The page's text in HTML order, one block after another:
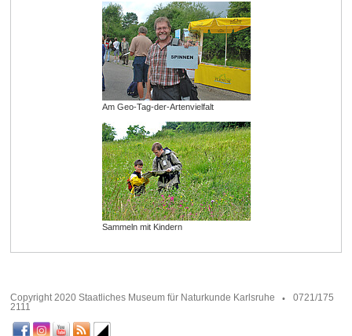
Am Geo-Tag-der-Artenvielfalt
Sammeln mit Kindern
Copyright 2020 Staatliches Museum für Naturkunde Karlsruhe
0721/175
2111